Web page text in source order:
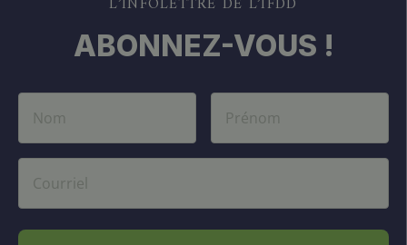
ABONNEZ-VOUS !